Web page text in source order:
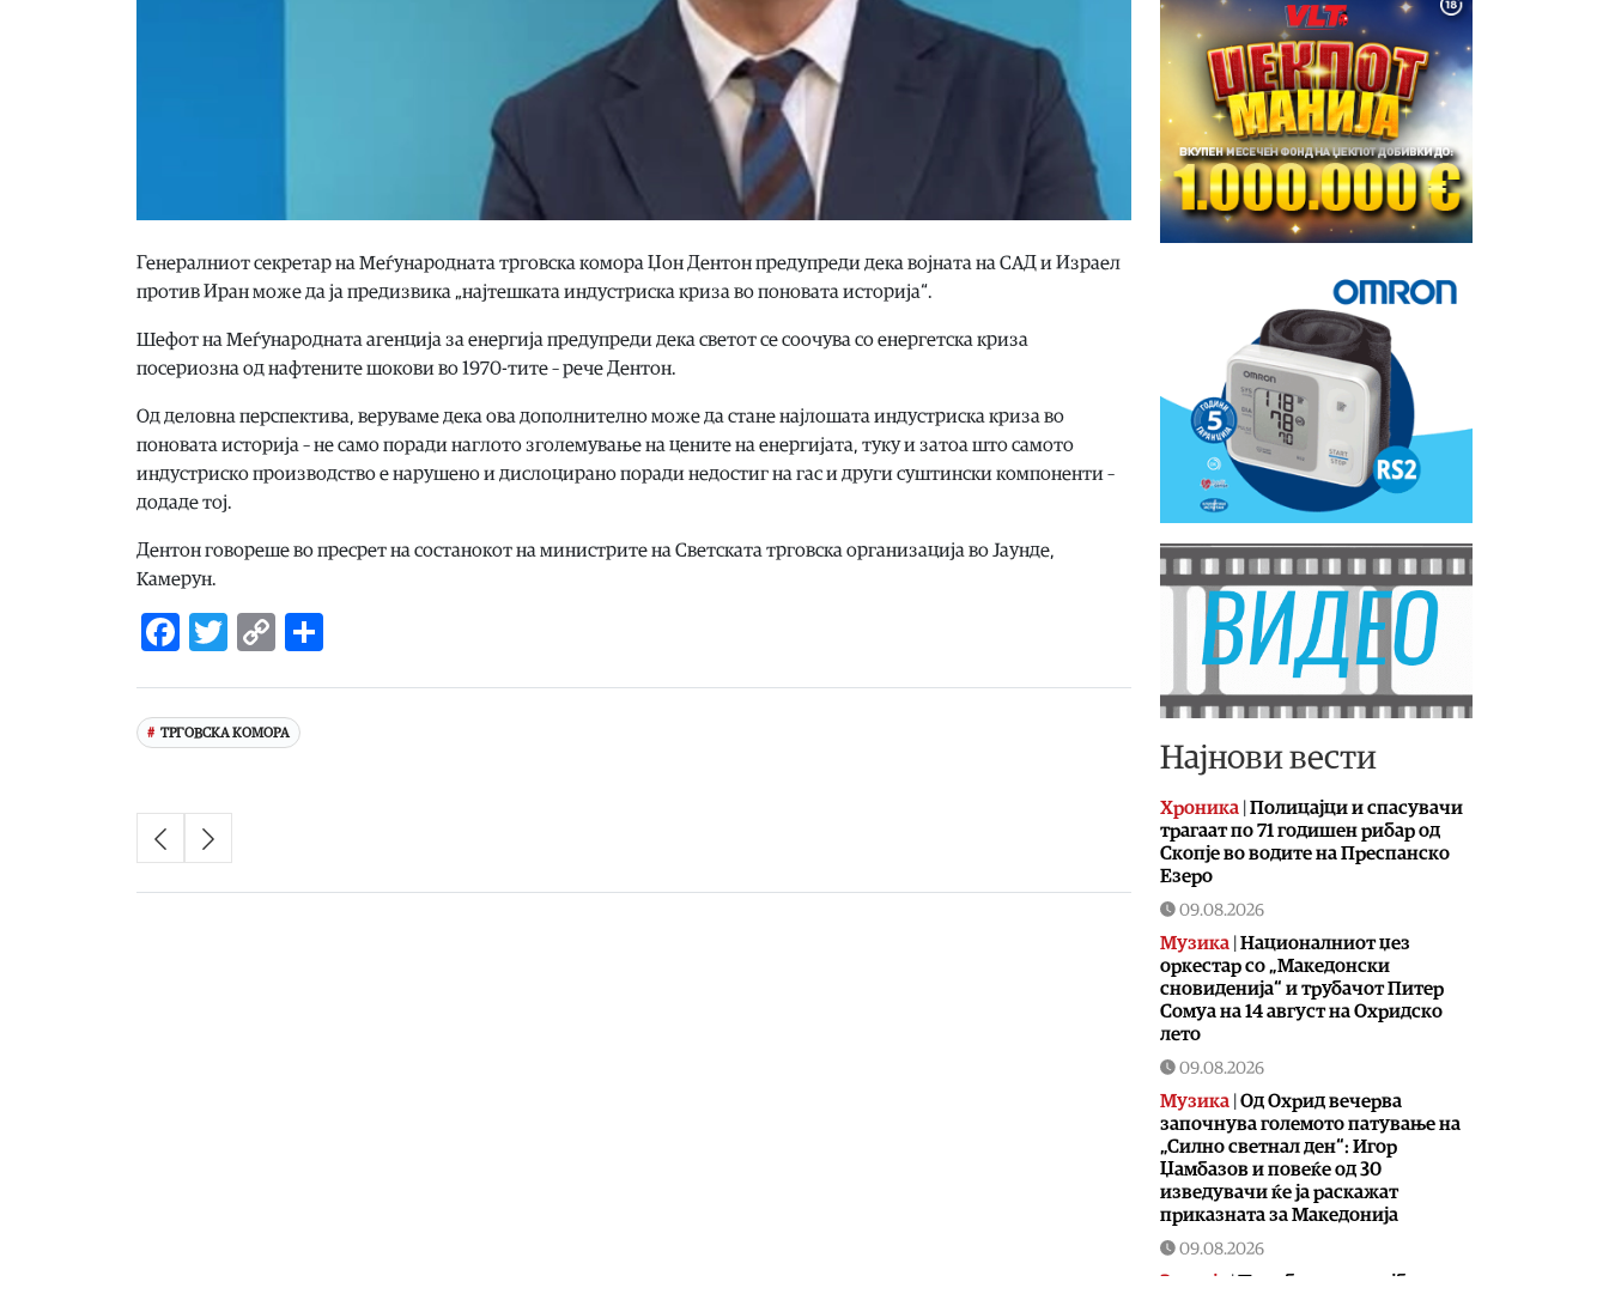
Генералниот секретар на Меѓународната трговска комора Џон Дентон предупреди дека војната на САД и Израел
против Иран може да ја предизвика „најтешката индустриска криза во поновата историја“.
Шефот на Меѓународната агенција за енергија предупреди дека светот се соочува со енергетска криза
посериозна од нафтените шокови во 1970-тите – рече Дентон.
Од деловна перспектива, веруваме дека ова дополнително може да стане најлошата индустриска криза во
поновата историја – не само поради наглото зголемување на цените на енергијата, туку и затоа што самото
индустриско производство е нарушено и дислоцирано поради недостиг на гас и други суштински компоненти –
додаде тој.
Дентон говореше во пресрет на состанокот на министрите на Светската трговска организација во Јаунде,
Камерун.
Facebook
Twitter
Copy
ТРГОВСКА КОМОРА
Најнови вести
Хроника | Полицајци и спасувачи
трагаат по 71 годишен рибар од
Скопје во водите на Преспанско
Езеро
09.08.2026
Музика | Националниот џез
оркестар со „Македонски
сновиденија“ и трубачот Питер
Сомуа на 14 август на Охридско
лето
09.08.2026
Музика | Од Охрид вечерва
започнува големото патување на
„Силно светнал ден“: Игор
Џамбазов и повеќе од 30
изведувачи ќе ја раскажат
приказната за Македонија
09.08.2026
Здравје |Подобрена состојбата на